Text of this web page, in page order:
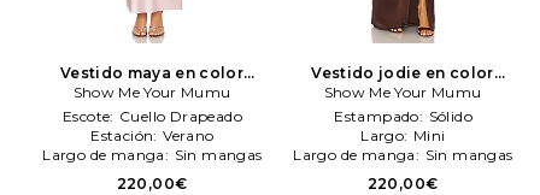
Vestido maya en color
rosado Show Me Your Mumu
Show Me Your Mumu
Escote: Cuello Drapeado
Estación: Verano
Largo de manga: Sin mangas
220,00€
Vestido jodie en color
Chocolate Show Me Your
Mumu
Show Me Your Mumu
Estampado: Sólido
Largo: Mini
Largo de manga: Sin mangas
220,00€